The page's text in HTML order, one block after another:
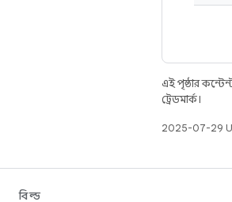
এই পৃষ্ঠার
ট্রেডমার্ক।
2025-07-29
বিল্ড